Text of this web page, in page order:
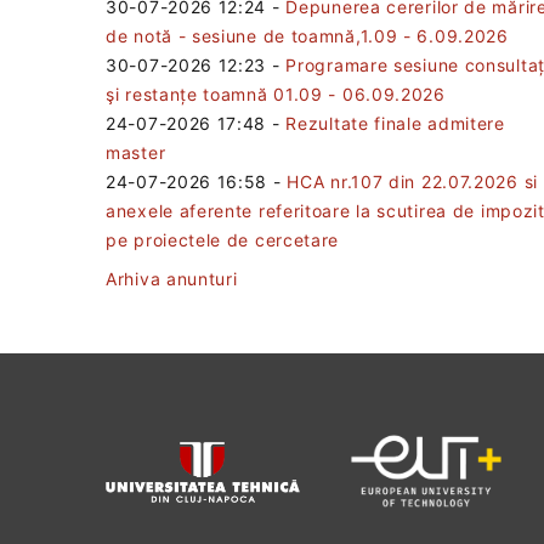
30-07-2026 12:24 - Depunerea cererilor de
de notă - sesiune de toamnă,1.09 - 6.09.2026
30-07-2026 12:23 - Programare sesiune
şi restanțe toamnă 01.09 - 06.09.2026
24-07-2026 17:48 - Rezultate finale admitere
master
24-07-2026 16:58 - HCA nr.107 din 22.07.2026 si
anexele aferente referitoare la scutirea de impozit
pe proiectele de cercetare
Arhiva anunturi